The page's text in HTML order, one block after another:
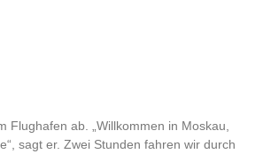
Flughafen ab. „Willkommen in Moskau,
sagt er. Zwei Stunden fahren wir durch